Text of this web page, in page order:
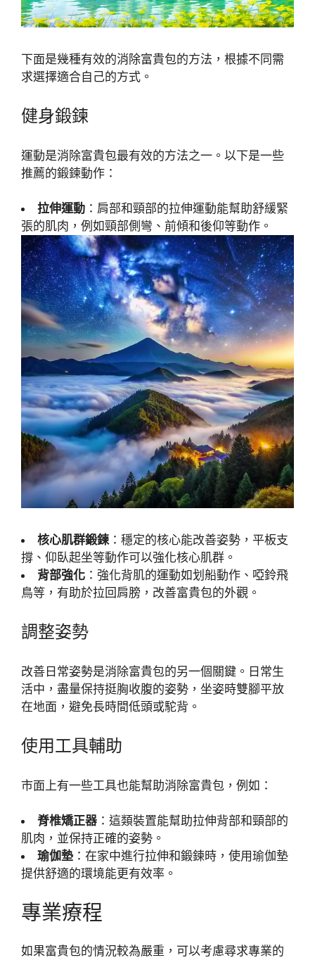
下面是幾種有效的消除富貴包的方法，根據不同需
求選擇適合自己的方式。
健身鍛鍊
運動是消除富貴包最有效的方法之一。以下是一些
推薦的鍛鍊動作：
拉伸運動 ：肩部和頸部的拉伸運動能幫助舒緩緊
張的肌肉，例如頸部側彎、前傾和後仰等動作。
核心肌群鍛鍊 ：穩定的核心能改善姿勢，平板支
撐、仰臥起坐等動作可以強化核心肌群。
背部強化 ：強化背肌的運動如划船動作、啞鈴飛
鳥等，有助於拉回肩膀，改善富貴包的外觀。
調整姿勢
改善日常姿勢是消除富貴包的另一個關鍵。日常生
活中，盡量保持挺胸收腹的姿勢，坐姿時雙腳平放
在地面，避免長時間低頭或駝背。
使用工具輔助
市面上有一些工具也能幫助消除富貴包，例如：
脊椎矯正器 ：這類裝置能幫助拉伸背部和頸部的
肌肉，並保持正確的姿勢。
瑜伽墊 ：在家中進行拉伸和鍛鍊時，使用瑜伽墊
提供舒適的環境能更有效率。
專業療程
如果富貴包的情況較為嚴重，可以考慮尋求專業的